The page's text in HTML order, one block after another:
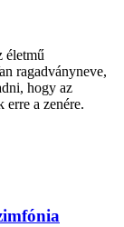
életmű
ragadványneve,
hogy az
a zenére.